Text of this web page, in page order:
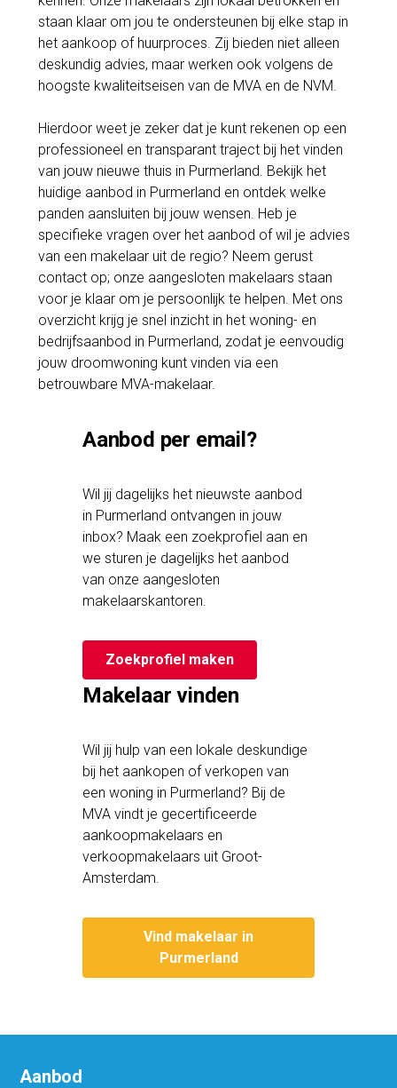
staan klaar om jou te ondersteunen bij elke stap in
het aankoop of huurproces. Zij bieden niet alleen
deskundig advies, maar werken ook volgens de
hoogste kwaliteitseisen van de MVA en de NVM.
Hierdoor weet je zeker dat je kunt rekenen op een
professioneel en transparant traject bij het vinden
van jouw nieuwe thuis in Purmerland. Bekijk het
huidige aanbod in Purmerland en ontdek welke
panden aansluiten bij jouw wensen. Heb je
specifieke vragen over het aanbod of wil je advies
van een makelaar uit de regio? Neem gerust
contact op; onze aangesloten makelaars staan
voor je klaar om je persoonlijk te helpen. Met ons
overzicht krijg je snel inzicht in het woning- en
bedrijfsaanbod in Purmerland, zodat je eenvoudig
jouw droomwoning kunt vinden via een
betrouwbare MVA-makelaar.
Aanbod per email?
Wil jij dagelijks het nieuwste aanbod
in Purmerland ontvangen in jouw
inbox? Maak een zoekprofiel aan en
we sturen je dagelijks het aanbod
van onze aangesloten
makelaarskantoren.
Zoekprofiel maken
Makelaar vinden
Wil jij hulp van een lokale deskundige
bij het aankopen of verkopen van
een woning in Purmerland? Bij de
MVA vindt je gecertificeerde
aankoopmakelaars en
verkoopmakelaars uit Groot-
Amsterdam.
Vind makelaar in
Purmerland
Aanbod